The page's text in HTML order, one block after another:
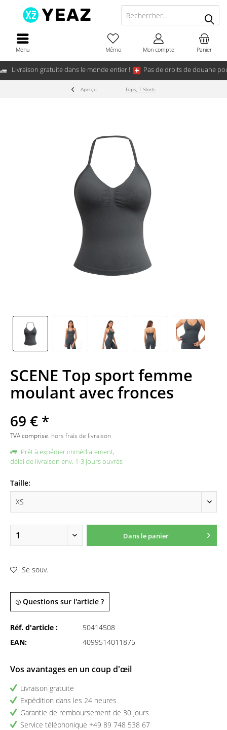
Livraison gratuite dans le monde entier ! Pas de droits de douane
Menu Panier
Mémo Mon compte
Aperçu Tops, T-Shirts
SCENE Top sport femme
moulant avec fronces
69 € *
TVA comprise. hors frais de livraison
Prêt à expédier immédiatement,
délai de livraison env. 1-3 jours ouvrés
Taille:
Dans le panier
Se souv.
Questions sur l'article ?
Réf. d'article :
50414508
EAN:
4099514011875
Vos avantages en un coup d'œil
Livraison gratuite
Expédition dans les 24 heures
Garantie de remboursement de 30 jours
Service téléphonique +49 89 748 538 67